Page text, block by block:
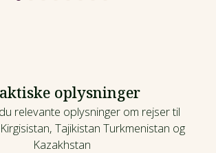
oplysninger
relevante oplysninger om rejser til
Tajikistan Turkmenistan og
Kazakhstan